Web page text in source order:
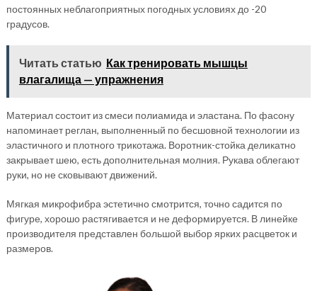
постоянных неблагоприятных погодных условиях до -20
градусов.
Читать статью Как тренировать мышцы
влагалища — упражнения
Материал состоит из смеси полиамида и эластана. По фасону
напоминает реглан, выполненный по бесшовной технологии из
эластичного и плотного трикотажа. Воротник-стойка деликатно
закрывает шею, есть дополнительная молния. Рукава облегают
руки, но не сковывают движений.
Мягкая микрофибра эстетично смотрится, точно садится по
фигуре, хорошо растягивается и не деформируется. В линейке
производителя представлен большой выбор ярких расцветок и
размеров.